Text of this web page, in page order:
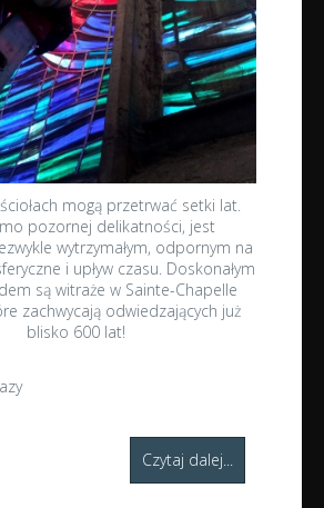
mogą przetrwać setki lat.
pozornej delikatności, jest
wytrzymałym, odpornym na
i upływ czasu. Doskonałym
są witraże w Sainte-Chapelle
zachwycają odwiedzających już
blisko 600 lat!
Czytaj dalej...